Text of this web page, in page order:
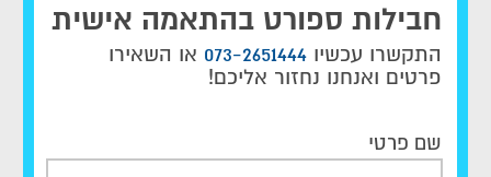
חבילות ספורט בהתאמה אישית
התקשרו עכשיו 073-2651444 או השאירו
פרטים ואנחנו נחזור אליכם!
שם פרטי